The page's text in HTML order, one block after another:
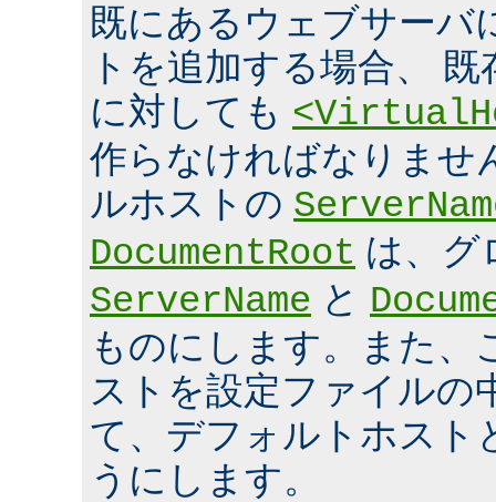
既にあるウェブサーバ
トを追加する場合、
に対しても
作らなければなりませ
ルホストの
DocumentRoot は、グ
ServerName と
ものにします。また、
ストを設定ファイルの
て、デフォルトホスト
うにします。